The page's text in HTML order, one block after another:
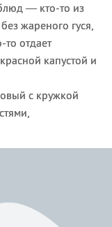
— кто-то из
жареного гуся,
отдает
капустой и
с кружкой